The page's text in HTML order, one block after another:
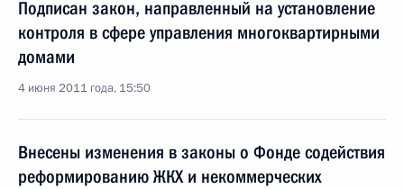
Подписан закон, направленный на установление
контроля в сфере управления многоквартирными
домами
4 июня 2011 года, 15:50
Внесены изменения в законы о Фонде содействия
реформированию ЖКХ и некоммерческих